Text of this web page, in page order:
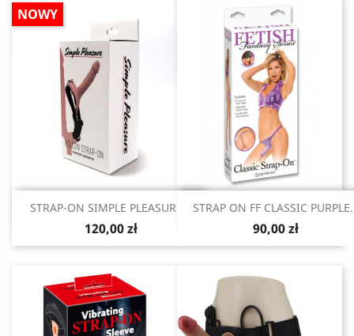
Szybki podgląd
STRAP-ON SIMPLE PLEASURE...
120,00 zł
NOWY
Szybki podgląd
STRAP ON FF CLASSIC
90,00 zł